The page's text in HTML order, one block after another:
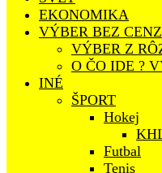
EKONOMIKA
VÝBER BEZ
VÝBER Z
O ČO IDE ?
INÉ
ŠPORT
Hokej
Futbal
Tenis